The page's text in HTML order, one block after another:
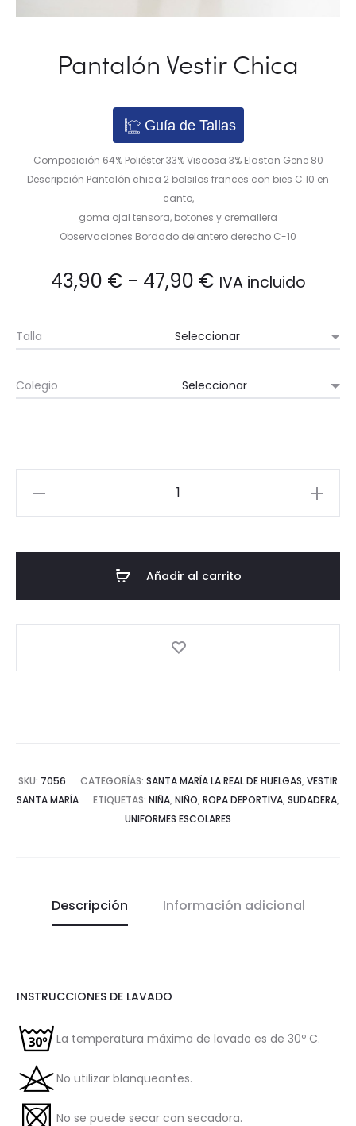
Pantalón Vestir Chica
Guía de Tallas
Composición 64% Poliéster 33% Viscosa 3% Elastan Gene 80
Descripción Pantalón chica 2 bolsilos frances con bies C.10 en
canto,
goma ojal tensora, botones y cremallera
Observaciones Bordado delantero derecho C-10
43,90 € - 47,90 €Rango
precios:
desde
hasta
47,90 €
IVA incluido
Talla
Colegio
cantidad
Añadir al carrito
SKU: 7056 CATEGORÍAS: SANTA MARÍA LA REAL DE HUELGAS, VESTIR
SANTA MARÍA
ETIQUETAS: NIÑA, NIÑO, ROPA DEPORTIVA, SUDADERA,
UNIFORMES ESCOLARES
Descripción Información adicional
INSTRUCCIONES DE LAVADO
La temperatura máxima de lavado es de 30º C.
No utilizar blanqueantes.
No se puede secar con secadora.